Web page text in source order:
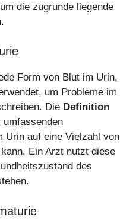
die zugrunde liegende
Form von Blut im Urin.
um Probleme im
Die Definition
umfassenden
Urin auf eine Vielzahl von
Ein Arzt nutzt diese
des